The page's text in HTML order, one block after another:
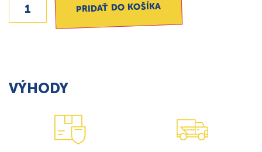
PRIDAŤ DO KOŠÍKA
VÝHODY